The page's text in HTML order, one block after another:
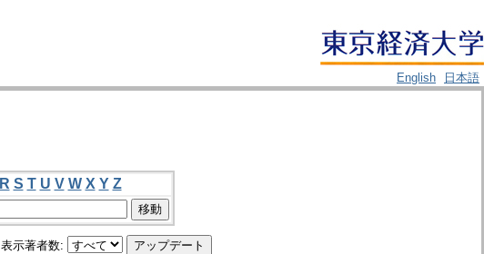
English
日本語
R S T U V W X Y Z
表示著者数: